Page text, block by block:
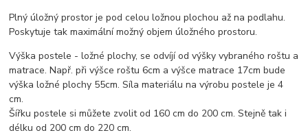
Plný úložný prostor je pod celou ložnou plochou až na podlahu.
Poskytuje tak maximální možný objem úložného prostoru.
Výška postele - ložné plochy, se odvíjí od výšky vybraného roštu a
matrace. Např. při výšce roštu 6cm a výšce matrace 17cm bude
výška ložné plochy 55cm. Síla materiálu na výrobu postele je 4
cm.
Šířku postele si můžete zvolit od 160 cm do 200 cm. Stejně tak i
délku od 200 cm do 220 cm.